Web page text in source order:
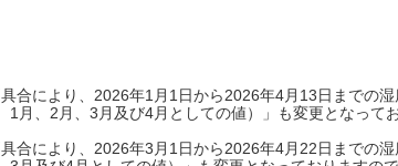
合により、2026年1月1日から2026年4月13日までの
月、2月、3月及び4月としての値）」も変更となって
合により、2026年3月1日から2026年4月22日までの